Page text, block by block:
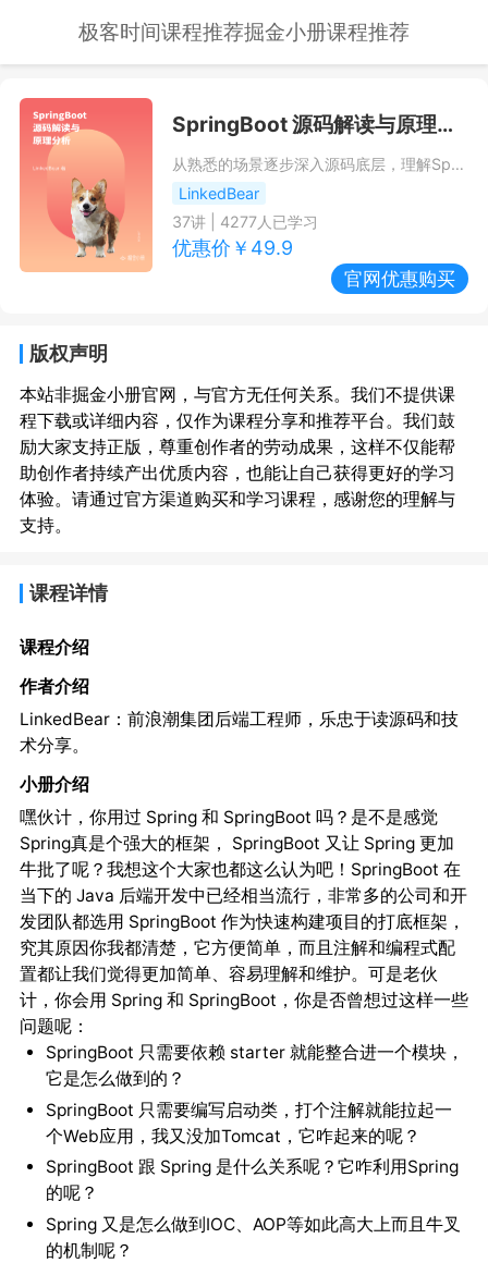
极客时间课程推荐掘金小册课程推荐
SpringBoot 源码解读与原理分析
从熟悉的场景逐步深入源码底层，理解SpringBoot的设计和原理。
LinkedBear
37讲 | 4277人已学习
优惠价￥ 49.9
官网优惠购买
版权声明
本站非掘金小册官网，与官方无任何关系。我们不提供课
程下载或详细内容，仅作为课程分享和推荐平台。我们鼓
励大家支持正版，尊重创作者的劳动成果，这样不仅能帮
助创作者持续产出优质内容，也能让自己获得更好的学习
体验。请通过官方渠道购买和学习课程，感谢您的理解与
支持。
课程详情
课程介绍
作者介绍
LinkedBear：前浪潮集团后端工程师，乐忠于读源码和技
术分享。
小册介绍
嘿伙计，你用过 Spring 和 SpringBoot 吗？是不是感觉
Spring真是个强大的框架， SpringBoot 又让 Spring 更加
牛批了呢？我想这个大家也都这么认为吧！SpringBoot 在
当下的 Java 后端开发中已经相当流行，非常多的公司和开
发团队都选用 SpringBoot 作为快速构建项目的打底框架，
究其原因你我都清楚，它方便简单，而且注解和编程式配
置都让我们觉得更加简单、容易理解和维护。可是老伙
计，你会用 Spring 和 SpringBoot，你是否曾想过这样一些
问题呢：
SpringBoot 只需要依赖 starter 就能整合进一个模块，
它是怎么做到的？
SpringBoot 只需要编写启动类，打个注解就能拉起一
个Web应用，我又没加Tomcat，它咋起来的呢？
SpringBoot 跟 Spring 是什么关系呢？它咋利用Spring
的呢？
Spring 又是怎么做到IOC、AOP等如此高大上而且牛叉
的机制呢？